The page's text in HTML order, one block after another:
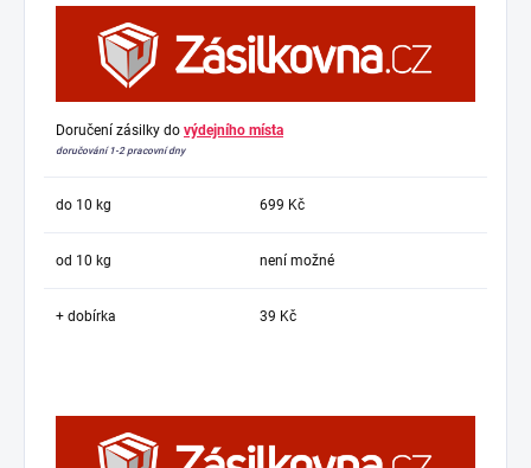
Doručení zásilky do výdejního místa
doručování 1-2 pracovní dny
do 10 kg 699 Kč
od 10 kg není možné
+ dobírka 39 Kč